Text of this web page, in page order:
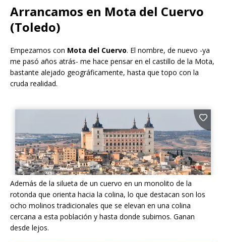
Arrancamos en Mota del Cuervo
(Toledo)
Empezamos con Mota del Cuervo. El nombre, de nuevo -ya
me pasó años atrás- me hace pensar en el castillo de la Mota,
bastante alejado geográficamente, hasta que topo con la
cruda realidad.
Además de la silueta de un cuervo en un monolito de la
rotonda que orienta hacia la colina, lo que destacan son los
ocho molinos tradicionales que se elevan en una colina
cercana a esta población y hasta donde subimos. Ganan
desde lejos.